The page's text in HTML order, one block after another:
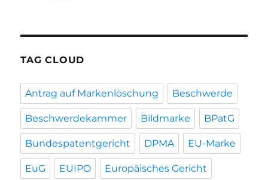
TAG CLOUD
Antrag auf Markenlöschung Beschwerde
Beschwerdekammer Bildmarke BPatG
Bundespatentgericht DPMA EU-Marke
EuG EUIPO Europäisches Gericht